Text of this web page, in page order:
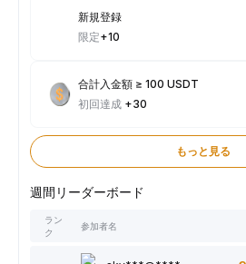
新規登録
限定+10
合計入金額 ≥ 100 USDT
初回達成 +30
もっと見る
週間リーダーボード
ラン
ク
参加者名